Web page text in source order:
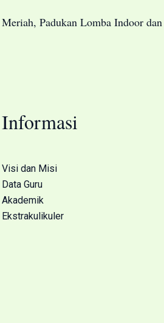
Padukan Lomba Indoor
Informasi
Visi dan Misi
Data Guru
Akademik
Ekstrakulikuler